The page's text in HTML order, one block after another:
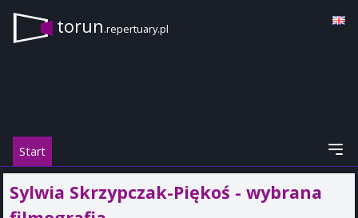
torun.repertuary.pl
Start
Sylwia Skrzypczak-Piękoś - wybrana